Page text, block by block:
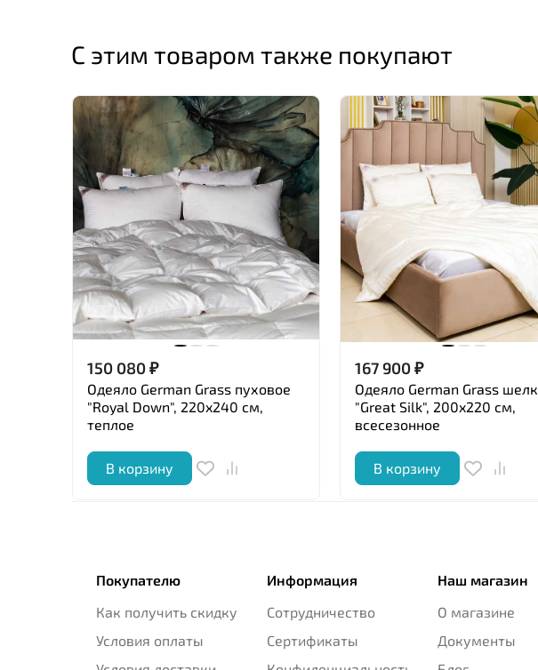
С этим товаром также покупают
150 080₽
Одеяло German Grass пуховое
"Royal Down", 220x240 см,
теплое
В корзину
167 900₽
Одеяло German Grass шелк
"Great Silk", 200x220 см,
всесезонное
В корзину
Покупателю
Как получить скидку
Условия оплаты
Информация
Сотрудничество
Сертификаты
Наш магазин
О магазине
Документы